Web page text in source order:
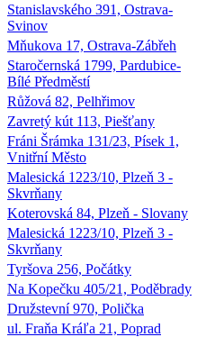
Stanislavského 391, Ostrava-
Svinov
Mňukova 17, Ostrava-Zábřeh
Staročernská 1799, Pardubice-
Bílé Předměstí
Růžová 82, Pelhřimov
Zavretý kút 113, Piešťany
Fráni Šrámka 131/23, Písek 1,
Vnitřní Město
Malesická 1223/10, Plzeň 3 -
Skvrňany
Koterovská 84, Plzeň - Slovany
Malesická 1223/10, Plzeň 3 -
Skvrňany
Tyršova 256, Počátky
Na Kopečku 405/21, Poděbrady
Družstevní 970, Polička
ul. Fraňa Kráľa 21, Poprad